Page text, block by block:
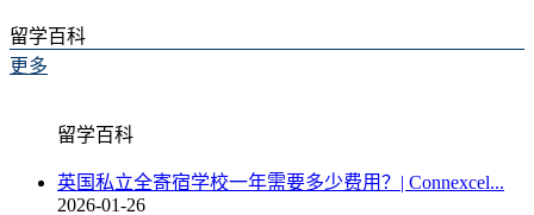
留学百科
更多
留学百科
英国私立全寄宿学校一年需要多少费用？| Connexcel...
2026-01-26